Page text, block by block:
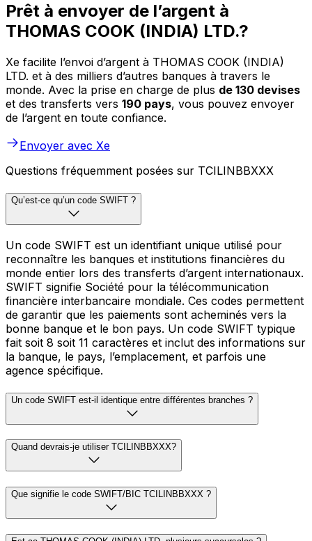
Prêt à envoyer de l’argent à
THOMAS COOK (INDIA) LTD.?
Xe facilite l’envoi d’argent à THOMAS COOK (INDIA)
LTD. et à des milliers d’autres banques à travers le
monde. Avec la prise en charge de plus de 130 devises
et des transferts vers 190 pays, vous pouvez envoyer
de l’argent en toute confiance.
Envoyer avec Xe
Questions fréquemment posées sur TCILINBBXXX
Qu’est-ce qu’un code SWIFT ?
Un code SWIFT est un identifiant unique utilisé pour
reconnaître les banques et institutions financières du
monde entier lors des transferts d’argent internationaux.
SWIFT signifie Société pour la télécommunication
financière interbancaire mondiale. Ces codes permettent
de garantir que les paiements sont acheminés vers la
bonne banque et le bon pays. Un code SWIFT typique
fait soit 8 soit 11 caractères et inclut des informations sur
la banque, le pays, l’emplacement, et parfois une
agence spécifique.
Un code SWIFT est-il identique entre différentes branches ?
Quand devrais-je utiliser TCILINBBXXX?
Que signifie le code SWIFT/BIC TCILINBBXXX ?